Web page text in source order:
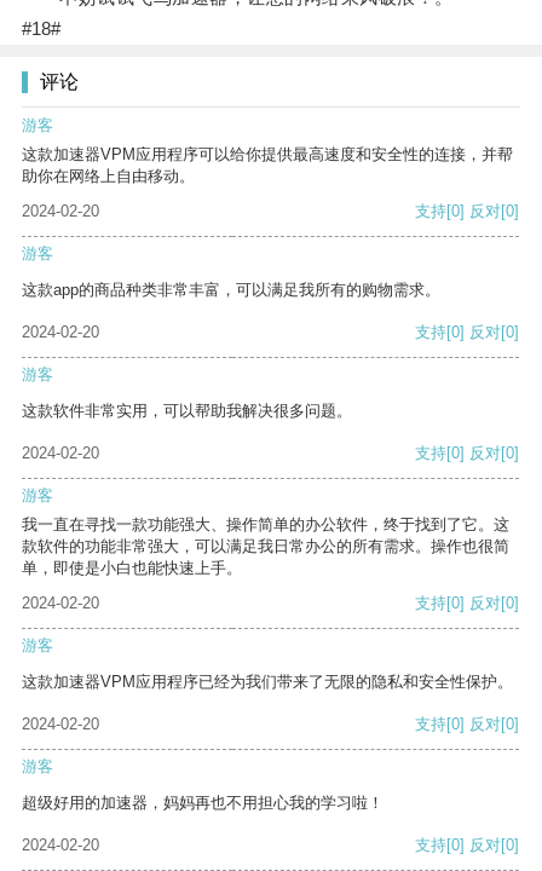
#18#
评论
游客
这款加速器VPM应用程序可以给你提供最高速度和安全性的连接，并帮
助你在网络上自由移动。
2024-02-20
支持[0] 反对[0]
游客
这款app的商品种类非常丰富，可以满足我所有的购物需求。
2024-02-20 支持[0] 反对[0]
游客
这款软件非常实用，可以帮助我解决很多问题。
2024-02-20 支持[0] 反对[0]
游客
我一直在寻找一款功能强大、操作简单的办公软件，终于找到了它。这
款软件的功能非常强大，可以满足我日常办公的所有需求。操作也很简
单，即使是小白也能快速上手。
2024-02-20
支持[0] 反对[0]
游客
这款加速器VPM应用程序已经为我们带来了无限的隐私和安全性保护。
2024-02-20 支持[0] 反对[0]
游客
超级好用的加速器，妈妈再也不用担心我的学习啦！
2024-02-20 支持[0] 反对[0]